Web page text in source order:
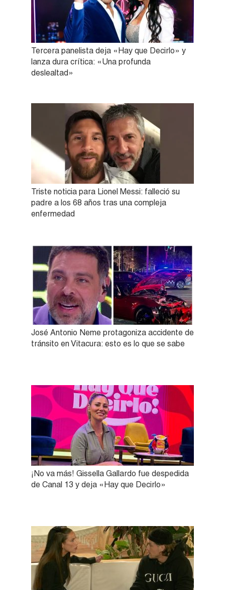
Tercera panelista deja «Hay que Decirlo» y
lanza dura crítica: «Una profunda
deslealtad»
Triste noticia para Lionel Messi: falleció su
padre a los 68 años tras una compleja
enfermedad
José Antonio Neme protagoniza accidente de
tránsito en Vitacura: esto es lo que se sabe
¡No va más! Gissella Gallardo fue despedida
de Canal 13 y deja «Hay que Decirlo»